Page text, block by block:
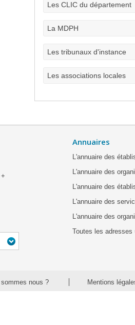
Les CLIC du département
La MDPH
Les tribunaux d'instance
Les associations locales
Annuaires
L'annuaire des
L'annuaire des
L'annuaire des
L'annuaire des
L'annuaire des
Toutes les adresses
nous ? Mentions